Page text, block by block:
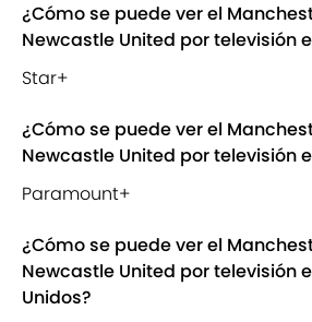
¿Cómo se puede ver el
Newcastle United por televisión
Star+
¿Cómo se puede ver el
Newcastle United por televisión
Paramount+
¿Cómo se puede ver el
Newcastle United por televisión
Unidos?